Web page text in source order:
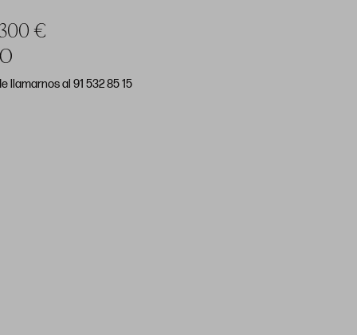
€
llamarnos al 91 532 85 15